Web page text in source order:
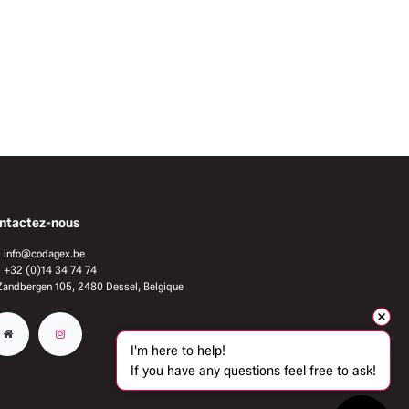
nous
info@codagex.be
+32 (0)14 34 74 74​
105, 2480 Dessel, Belgique
I'm here to help!
If you have any questions feel free to ask!